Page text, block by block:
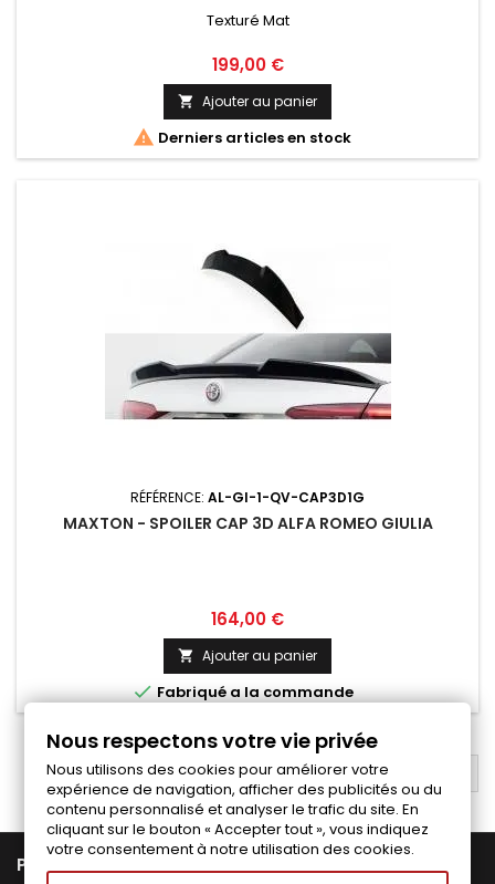
Texturé Mat
Prix
199,00 €
 Ajouter au panier
 Derniers articles en stock
RÉFÉRENCE: AL-GI-1-QV-CAP3D1G
MAXTON - SPOILER CAP 3D ALFA ROMEO GIULIA
Prix
164,00 €
 Ajouter au panier
Fabriqué a la commande
RETOUR EN HAUT
PRODUITS
Nous respectons votre vie privée
Nous utilisons des cookies pour améliorer votre
expérience de navigation, afficher des publicités ou du
contenu personnalisé et analyser le trafic du site. En
cliquant sur le bouton « Accepter tout », vous indiquez
votre consentement à notre utilisation des cookies.